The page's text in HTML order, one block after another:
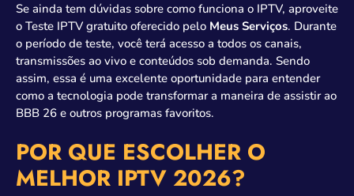
Se ainda tem dúvidas sobre como funciona o IPTV, aproveite
o Teste IPTV gratuito oferecido pelo Meus Serviços. Durante
o período de teste, você terá acesso a todos os canais,
transmissões ao vivo e conteúdos sob demanda. Sendo
assim, essa é uma excelente oportunidade para entender
como a tecnologia pode transformar a maneira de assistir ao
BBB 26 e outros programas favoritos.
POR QUE ESCOLHER O
MELHOR IPTV 2026?